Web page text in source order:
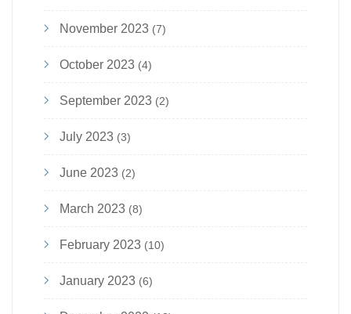
November 2023 (7)
October 2023 (4)
September 2023 (2)
July 2023 (3)
June 2023 (2)
March 2023 (8)
February 2023 (10)
January 2023 (6)